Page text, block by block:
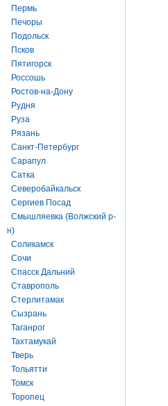
Пермь
Печоры
Подольск
Псков
Пятигорск
Россошь
Ростов-на-Дону
Рудня
Руза
Рязань
Санкт-Петербург
Сарапул
Сатка
Северобайкальск
Сергиев Посад
Смышляевка (Волжский р-
н)
Соликамск
Сочи
Спасск Дальний
Ставрополь
Стерлитамак
Сызрань
Таганрог
Тахтамукай
Тверь
Тольятти
Томск
Торопец